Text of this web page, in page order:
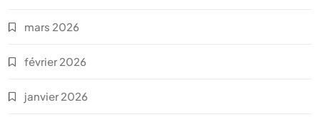
mars 2026
février 2026
janvier 2026